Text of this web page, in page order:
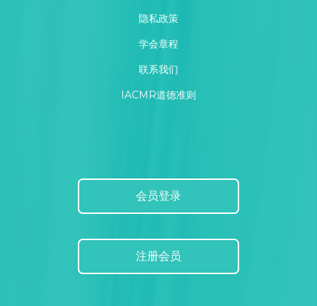
隐私政策
学会章程
联系我们
IACMR道德准则
会员登录
注册会员